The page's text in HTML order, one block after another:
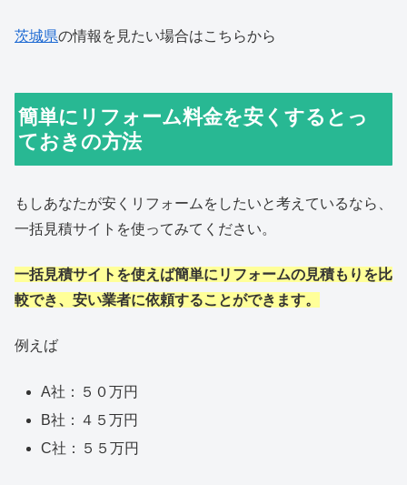
茨城県の情報を見たい場合はこちらから
簡単にリフォーム料金を安くするとっ
ておきの方法
もしあなたが安くリフォームをしたいと考えているなら、
一括見積サイトを使ってみてください。
一括見積サイトを使えば簡単にリフォームの見積もりを比
較でき、安い業者に依頼することができます。
例えば
A社：５０万円
B社：４５万円
C社：５５万円